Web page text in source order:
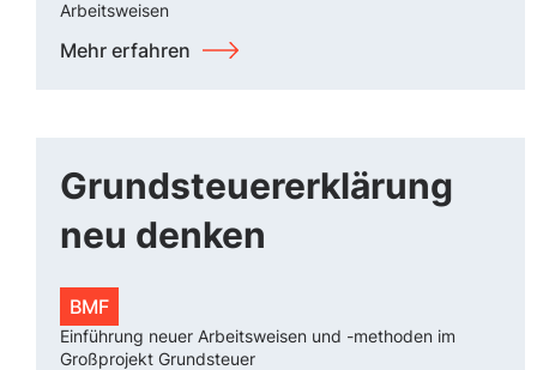
Arbeitsweisen
Mehr erfahren
Grundsteuererklärung
neu denken
BMF
Einführung neuer Arbeitsweisen und -methoden im
Großprojekt Grundsteuer